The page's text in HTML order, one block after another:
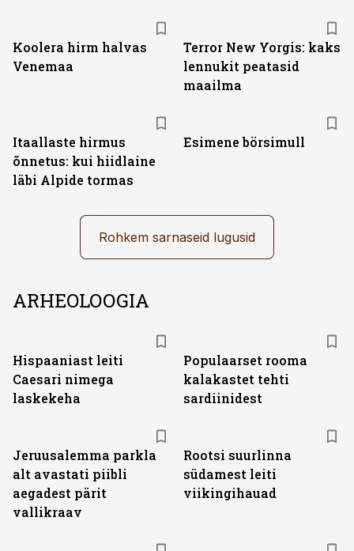
Koolera hirm halvas
Venemaa
Terror New Yorgis: kaks
lennukit peatasid
maailma
Itaallaste hirmus
õnnetus: kui hiidlaine
läbi Alpide tormas
Esimene börsimull
Rohkem sarnaseid lugusid
ARHEOLOOGIA
Hispaaniast leiti
Caesari nimega
laskekeha
Populaarset rooma
kalakastet tehti
sardiinidest
Jeruusalemma parkla
alt avastati piibli
aegadest pärit
vallikraav
Rootsi suurlinna
südamest leiti
viikingihauad